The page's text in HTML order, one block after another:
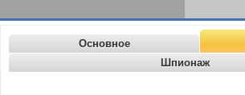
Основное
Шпионаж